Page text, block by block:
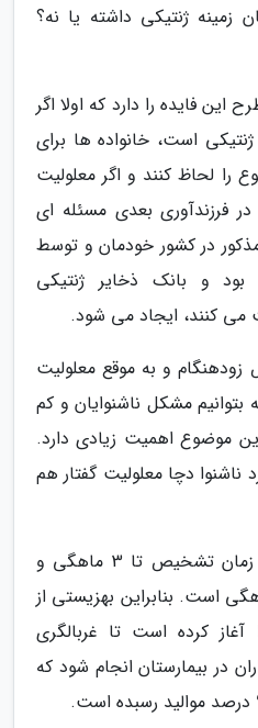
زمینه ژنتیکی داشته یا نه؟
این فایده را دارد که اولا اگر
است، خانواده ها برای
را لحاظ کنند و اگر معلولیت
در فرزندآوری بعدی مسئله ای
در کشور خودمان و توسط
و بانک ذخایر ژنتیکی
می کنند، ایجاد می شود.
و به موقع معلولیت
بتوانیم مشکل ناشنوایان و کم
موضوع اهمیت زیادی دارد.
ناشنوا دچا معلولیت گفتار هم
به گفته قبادی دانا، بهترین زمان تشخیص تا 3 ماهگی و
زمان مداخله تا 6 ماهگی است. بنابراین بهزیستی از
را آغاز کرده است تا غربالگری
در بیمارستان انجام شود که